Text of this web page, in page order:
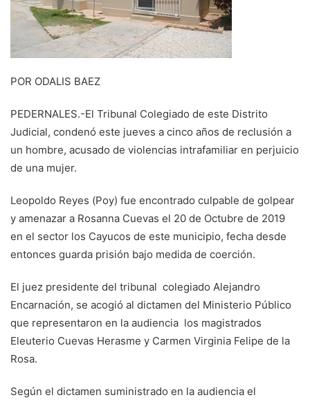
POR ODALIS BAEZ
PEDERNALES.-El Tribunal Colegiado de este Distrito
Judicial, condenó este jueves a cinco años de reclusión a
un hombre, acusado de violencias intrafamiliar en perjuicio
de una mujer.
Leopoldo Reyes (Poy) fue encontrado culpable de golpear
y amenazar a Rosanna Cuevas el 20 de Octubre de 2019
en el sector los Cayucos de este municipio, fecha desde
entonces guarda prisión bajo medida de coerción.
El juez presidente del tribunal colegiado Alejandro
Encarnación, se acogió al dictamen del Ministerio Público
que representaron en la audiencia los magistrados
Eleuterio Cuevas Herasme y Carmen Virginia Felipe de la
Rosa.
Según el dictamen suministrado en la audiencia el